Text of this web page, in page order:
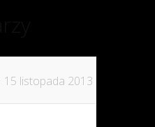
15 listopada 2013